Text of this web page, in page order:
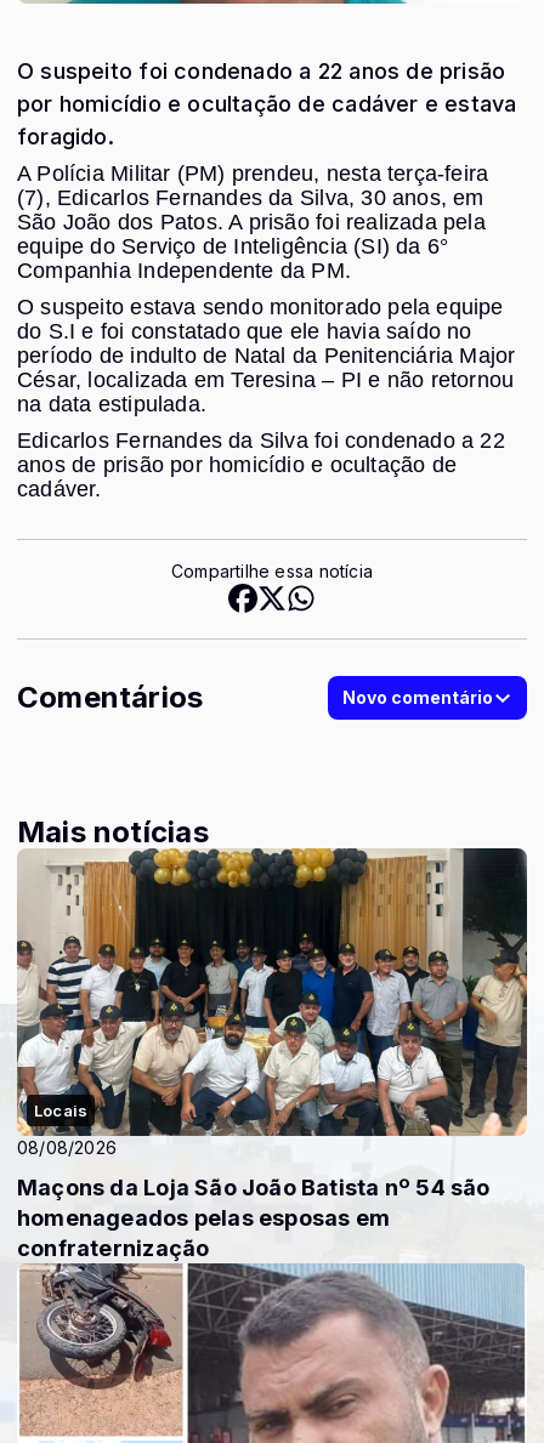
O suspeito foi condenado a 22 anos de prisão
por homicídio e ocultação de cadáver e estava
foragido.
A Polícia Militar (PM) prendeu, nesta terça-feira
(7), Edicarlos Fernandes da Silva, 30 anos, em
São João dos Patos. A prisão foi realizada pela
equipe do Serviço de Inteligência (SI) da 6°
Companhia Independente da PM.
O suspeito estava sendo monitorado pela equipe
do S.I e foi constatado que ele havia saído no
período de indulto de Natal da Penitenciária Major
César, localizada em Teresina – PI e não retornou
na data estipulada.
Edicarlos Fernandes da Silva foi condenado a 22
anos de prisão por homicídio e ocultação de
cadáver.
Compartilhe essa notícia
Comentários Novo comentário
Mais notícias
Locais
08/08/2026
Maçons da Loja São João Batista nº 54 são
homenageados pelas esposas em
confraternização